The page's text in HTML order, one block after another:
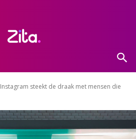
Instagram steekt de draak met mensen die